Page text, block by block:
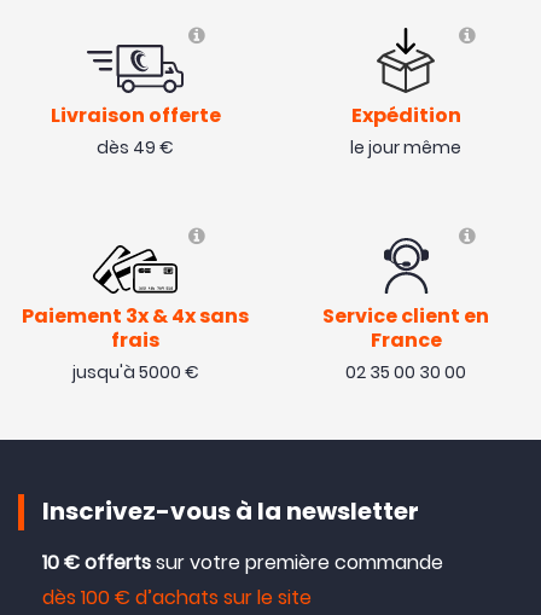
Livraison offerte
dès 49 €
Expédition
le jour même
Paiement 3x & 4x sans
frais
jusqu'à 5000 €
Service client en
France
02 35 00 30 00
Inscrivez-vous à la newsletter
10 € offertssur votre première commande
dès 100 € d’achats sur le site